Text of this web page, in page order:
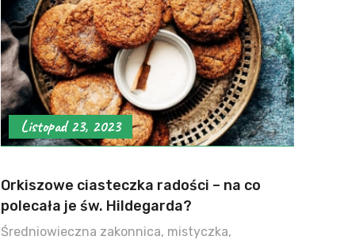
Listopad 23, 2023
Orkiszowe ciasteczka radości – na co
polecała je św. Hildegarda?
Średniowieczna zakonnica, mistyczka,